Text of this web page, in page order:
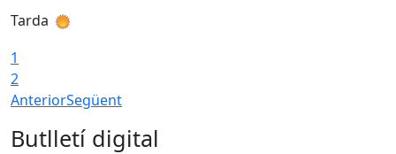
Tarda
1
2
AnteriorSegüent
Butlletí digital